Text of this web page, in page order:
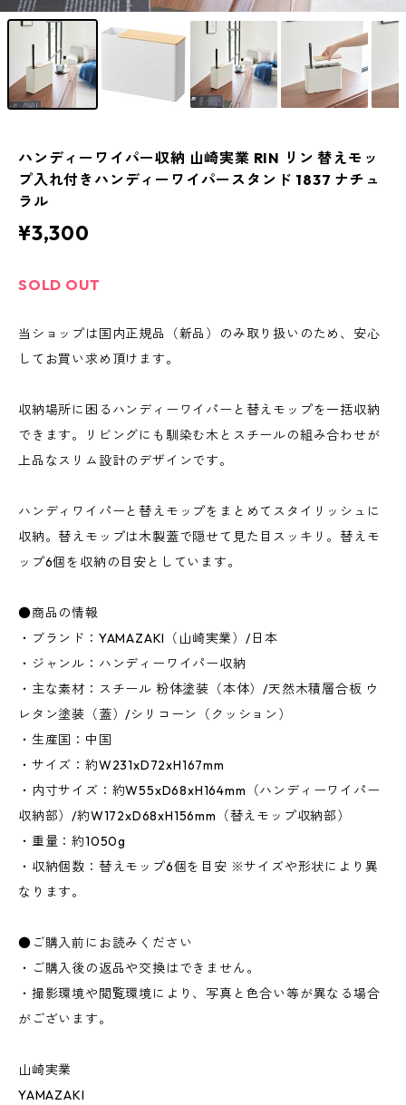
ハンディーワイパー収納 山崎実業 RIN リン 替えモッ
プ入れ付きハンディーワイパースタンド 1837 ナチュ
ラル
¥3,300
SOLD OUT
当ショップは国内正規品（新品）のみ取り扱いのため、安心
してお買い求め頂けます。
収納場所に困るハンディーワイパーと替えモップを一括収納
できます。リビングにも馴染む木とスチールの組み合わせが
上品なスリム設計のデザインです。
ハンディワイパーと替えモップをまとめてスタイリッシュに
収納。替えモップは木製蓋で隠せて見た目スッキリ。替えモ
ップ6個を収納の目安としています。
●商品の情報
・ブランド：YAMAZAKI（山崎実業）/日本
・ジャンル：ハンディーワイパー収納
・主な素材：スチール 粉体塗装（本体）/天然木積層合板 ウ
レタン塗装（蓋）/シリコーン（クッション）
・生産国：中国
・サイズ：約W231xD72xH167mm
・内寸サイズ：約W55xD68xH164mm（ハンディーワイパー
収納部）/約W172xD68xH156mm（替えモップ収納部）
・重量：約1050g
・収納個数：替えモップ6個を目安 ※サイズや形状により異
なります。
●ご購入前にお読みください
・ご購入後の返品や交換はできません。
・撮影環境や閲覧環境により、写真と色合い等が異なる場合
がございます。
山崎実業
YAMAZAKI